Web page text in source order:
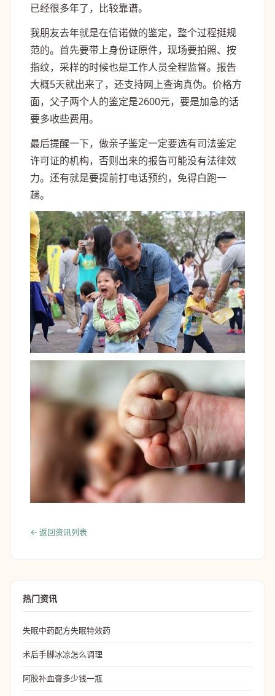
已经很多年了，比较靠谱。
我朋友去年就是在信诺做的鉴定，整个过程挺规
范的。首先要带上身份证原件，现场要拍照、按
指纹，采样的时候也是工作人员全程监督。报告
大概5天就出来了，还支持网上查询真伪。价格方
面，父子两个人的鉴定是2600元，要是加急的话
要多收些费用。
最后提醒一下，做亲子鉴定一定要选有司法鉴定
许可证的机构，否则出来的报告可能没有法律效
力。还有就是要提前打电话预约，免得白跑一
趟。
← 返回资讯列表
热门资讯
失眠中药配方失眠特效药
术后手脚冰凉怎么调理
阿胶补血膏多少钱一瓶